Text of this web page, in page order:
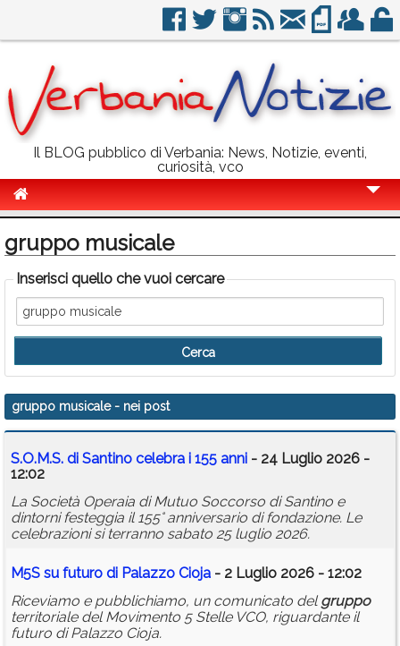
Il BLOG pubblico di Verbania: News, Notizie, eventi,
curiosità, vco
Politica
Sport
Eventi
Info Utili
Rubriche
Calendario
Annunci
gruppo musicale
Inserisci quello che vuoi cercare
gruppo musicale- nei post
S.O.M.S. di Santino celebra i 155 anni - 24 Luglio 2026 -
12:02
La Società Operaia di Mutuo Soccorso di Santino e
dintorni festeggia il 155° anniversario di fondazione. Le
celebrazioni si terranno sabato 25 luglio 2026.
M5S su futuro di Palazzo Cioja - 2 Luglio 2026 - 12:02
Riceviamo e pubblichiamo, un comunicato delgruppo
territoriale del Movimento 5 Stelle VCO, riguardante il
futuro di Palazzo Cioja.